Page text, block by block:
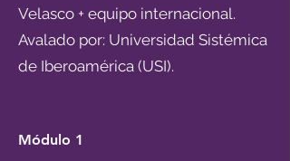
Velasco + equipo internacional.
Avalado por: Universidad Sistémica
de Iberoamérica (USI).
​Módulo 1